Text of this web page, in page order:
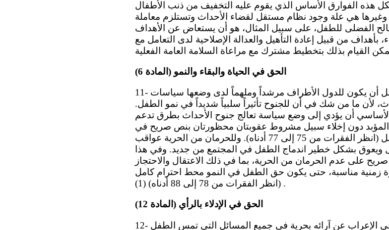
هذه الفوارق الأساس الذي يقوم عليه التخفيف من ذنب الأطفال
وغيرها هي علة وجود نظام مستقل لقضاء الأحداث وتستلزم معاملة
الفضلى للطفل، على سبيل المثال، هو أن يستعاض عن الأهداف
بأهداف من قبيل إعادة التأهيل والعدالة الإصلاحية لدى التعامل مع
الحق في الحياة والبقاء والنمو (المادة 6)
11- ينبغي لهذا الحق المتأصل في كل طفل أن يكون للدول الأطراف مرشداً وملهماً لدى وضعها سياسات
لأن ما من شك في أن للجنوح تأثيراً سلبياً شديداً في نمو الطفل.
أن يؤدي إلى وضع سياسة تعالج جنوح الأحداث بطرق تدعم
المؤبد دون إخلاء سبيل مشروط عقوبتان محظورتان بنص صريح في
المادة 37(أ) من اتفاقية حقوق الطفل (انظر الفقرات من 75 إلى 77 أدناه). وللحرمان من الحرية عواقب
ويعوق بشكل خطير اندماج الطفل في المجتمع من جديد. وفي هذا
37(ب) بشكل صريح على عدم الحرمان من الحرية، بما في ذلك الاعتقال والاحتجاز
زمنية مناسبة، حتى يكون حق الطفل في النمو محط احترام كامل
(انظر الفقرات من 78 إلى 88 أدناه) (1) .
الحق في الإدلاء بالرأي (المادة 12)
12- ينبغي الاحترام الكامل لحق الطفل في الإعراب عن آرائه بحرية في جميع المسائل التي تمس الطفل